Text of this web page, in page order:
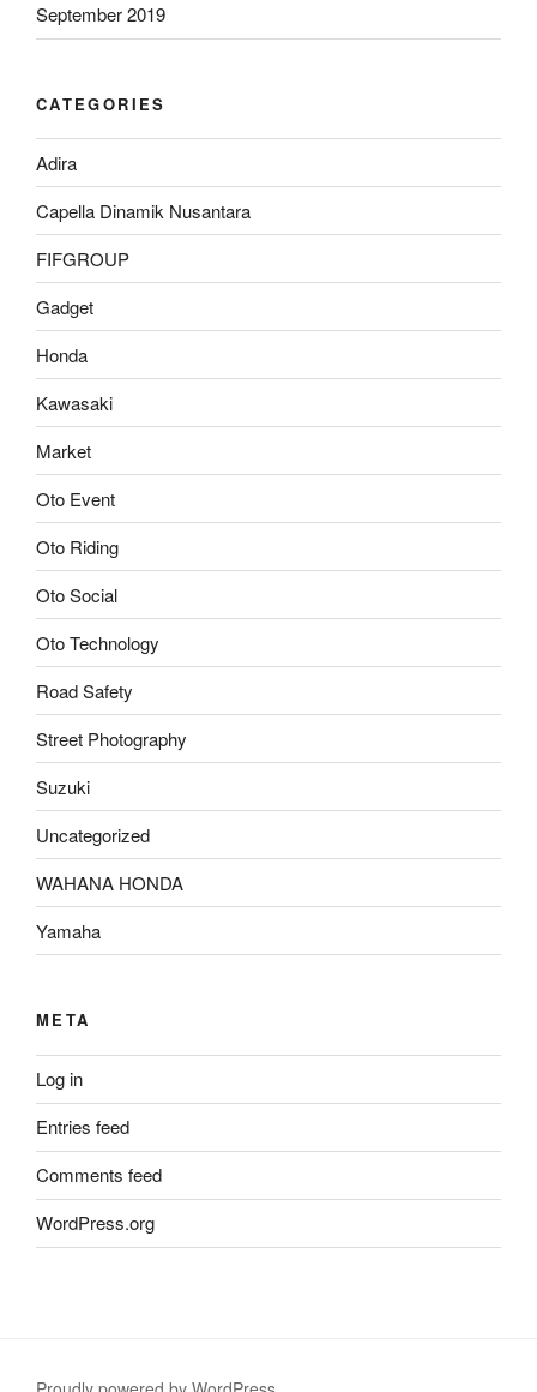
September 2019
CATEGORIES
Adira
Capella Dinamik Nusantara
FIFGROUP
Gadget
Honda
Kawasaki
Market
Oto Event
Oto Riding
Oto Social
Oto Technology
Road Safety
Street Photography
Suzuki
Uncategorized
WAHANA HONDA
Yamaha
META
Log in
Entries feed
Comments feed
WordPress.org